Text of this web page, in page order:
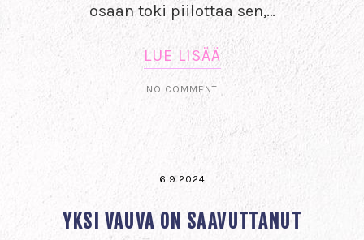
osaan toki piilottaa sen,…
LUE LISÄÄ
NO COMMENT
6.9.2024
YKSI VAUVA ON SAAVUTTANUT